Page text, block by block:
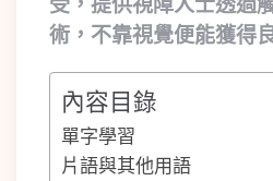
術，不靠視覺便能獲得
內容目錄
單字學習
片語與其他用語